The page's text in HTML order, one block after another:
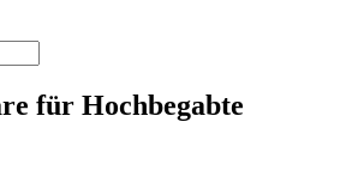
für Hochbegabte